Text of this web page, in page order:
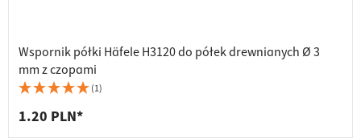
Wspornik półki Häfele H3120 do półek drewnianych Ø 3
mm z czopami
(1)
1.20 PLN*